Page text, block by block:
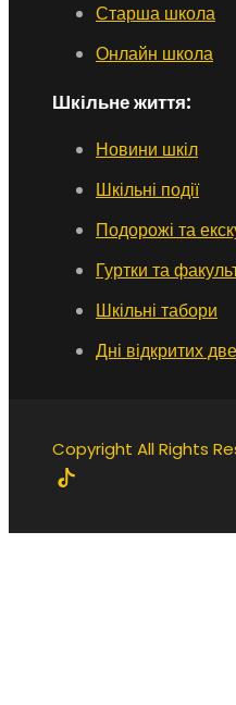
Старша школа
Онлайн школа
Шкільне життя:
Новини шкіл
Шкільні події
Подорожі та
Гуртки та
Шкільні табори
Дні відкритих
Copyright All Rights